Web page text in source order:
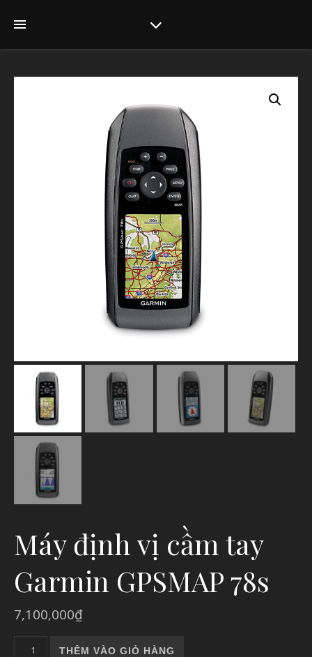
Máy định vị cầm tay
Garmin GPSMAP 78s
7,100,000₫
Máy định vị cầm tay Garmin GPSMAP 78s số lượng
THÊM VÀO GIỎ HÀNG